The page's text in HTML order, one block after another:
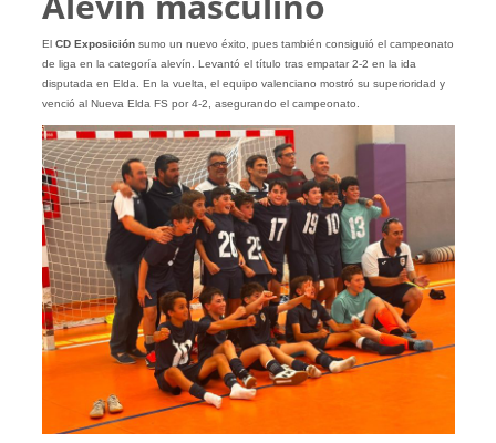
El CD Exposiciónsumo un nuevo éxito, pues también consiguió el campeonato
de liga en la categoría alevín. Levantó el título tras empatar 2-2 en la ida
disputada en Elda. En la vuelta, el equipo valenciano mostró su superioridad y
venció al Nueva Elda FS por 4-2, asegurando el campeonato.